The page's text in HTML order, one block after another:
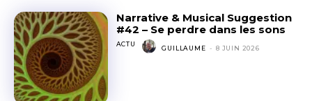
Narrative & Musical Suggestion
#42 – Se perdre dans les sons
ACTU GUILLAUME - 8 JUIN 2026